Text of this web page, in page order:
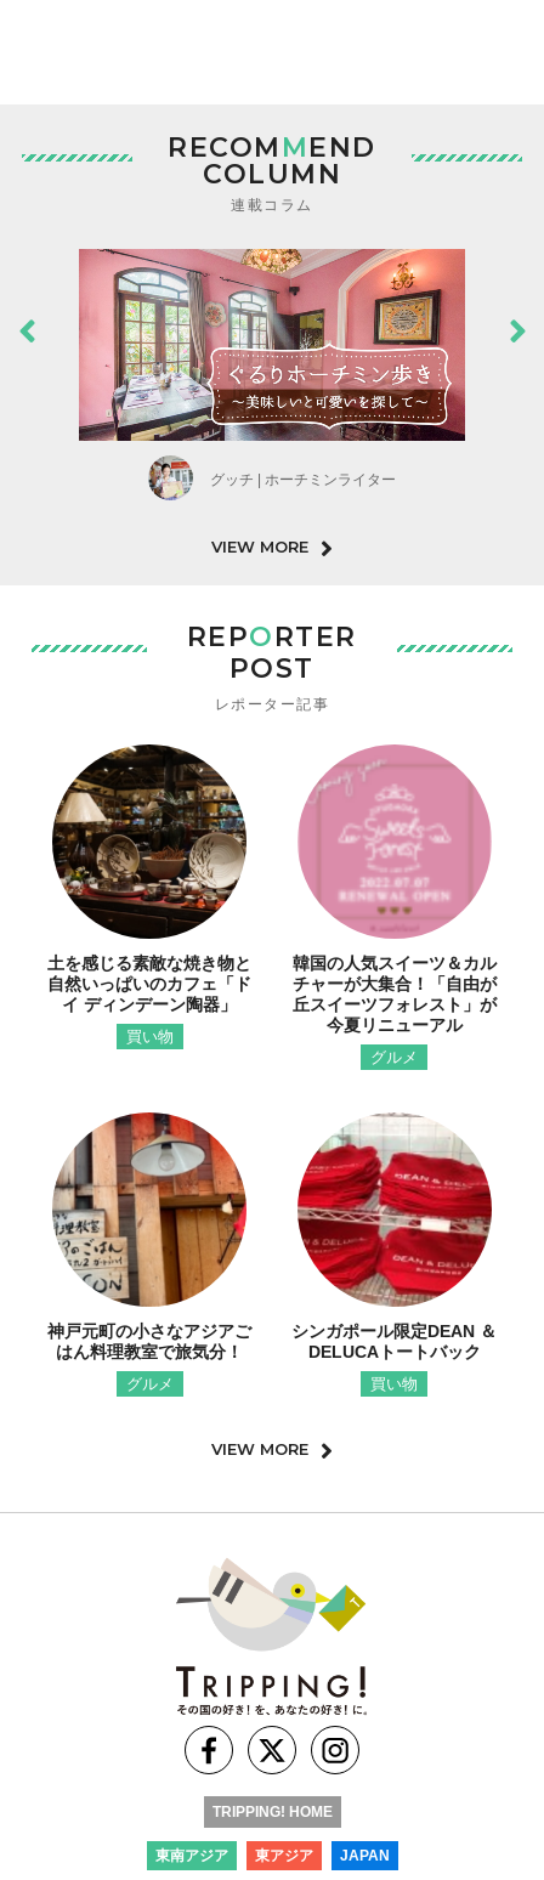
RECOM MEND
COLUMN
連載コラム
グッチ | ホーチミンライター
VIEW MORE
REPORTER
POST
レポーター記事
土を感じる素敵な焼き物と
自然いっぱいのカフェ「ド
イ ディンデーン陶器」
買い物
韓国の人気スイーツ＆カル
チャーが大集合！「自由が
丘スイーツフォレスト」が
今夏リニューアル
グルメ
神戸元町の小さなアジアご
はん料理教室で旅気分！
グルメ
シンガポール限定DEAN ＆
DELUCAトートバック
買い物
VIEW MORE
TRIPPING! HOME
東南アジア 東アジア JAPAN